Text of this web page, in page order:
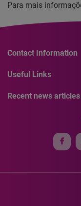
Para mais
Contact Information
Useful Links
Recent news articles